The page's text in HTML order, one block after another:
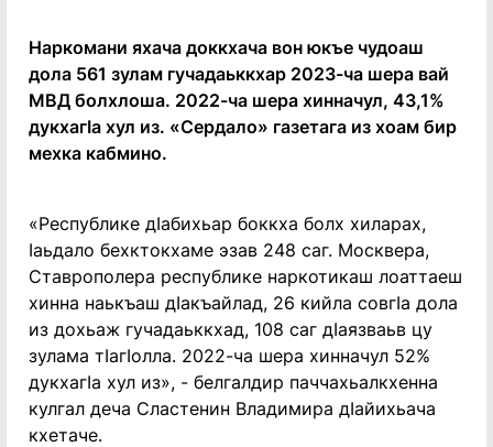
Наркомани яхача доккхача вон юкъе чудоаш
дола 561 зулам гучадаьккхар 2023-ча шера вай
МВД болхлоша. 2022-ча шера хинначул, 43,1%
дукхагӀа хул из. «Сердало» газетага из хоам бир
мехка кабмино.
«Республике дӀабихьар боккха болх хиларах,
Ӏаьдало бехктокхаме эзав 248 саг. Москвера,
Ставрополера республике наркотикаш лоаттаеш
хинна наькъаш дӀакъайлад, 26 кийла совгӀа дола
из дохьаж гучадаьккхад, 108 саг дӀаязваьв цу
зулама тӀагӀолла. 2022-ча шера хинначул 52%
дукхагӀа хул из», - белгалдир паччахьалкхенна
кулгал деча Сластенин Владимира дӀайихьача
кхетаче.